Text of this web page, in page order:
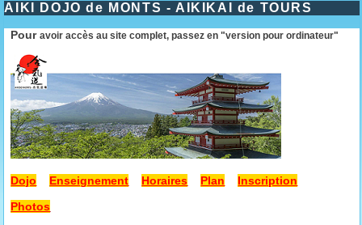
AIKI DOJO de MONTS - AIKIKAI de TOURS
Pouravoir accès au site complet, passez en "version pour ordinateur"
Dojo Enseignement Horaires Plan
Inscription
Photos